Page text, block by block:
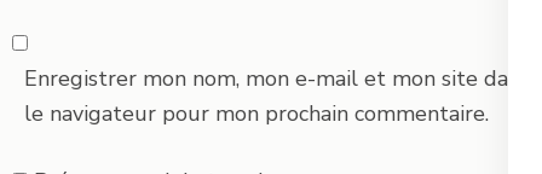
Enregistrer mon nom, mon e-mail et mon site dans
le navigateur pour mon prochain commentaire.